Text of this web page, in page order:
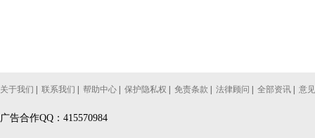
关于我们 联系我们 帮助中心 保护隐私权 免责条款 法律顾问 全部资讯 意
广告合作QQ：415570984